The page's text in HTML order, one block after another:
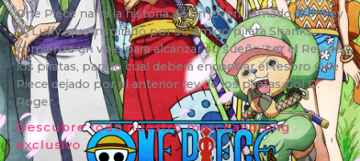
One Piece narra la historia de un joven llamado Monkey
D. Luffy, que inspirado por su amigo pirata Shanks,
comienza un viaje para alcanzar su sueño, ser el Rey de
los piratas, para lo cual deberá encontrar el tesoro One
Piece dejado por el anterior rey de los piratas Gol D.
Roger.
Descubre todo nuestro merchandising
exclusivo